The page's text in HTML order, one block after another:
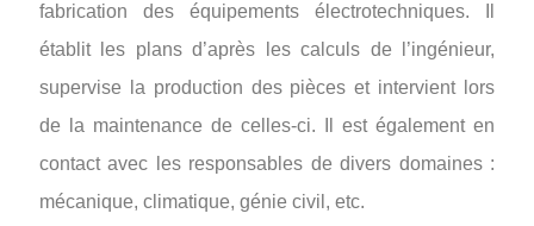
fabrication des équipements électrotechniques. Il
établit les plans d’après les calculs de l’ingénieur,
supervise la production des pièces et intervient lors
de la maintenance de celles-ci. Il est également en
contact avec les responsables de divers domaines :
mécanique, climatique, génie civil, etc.